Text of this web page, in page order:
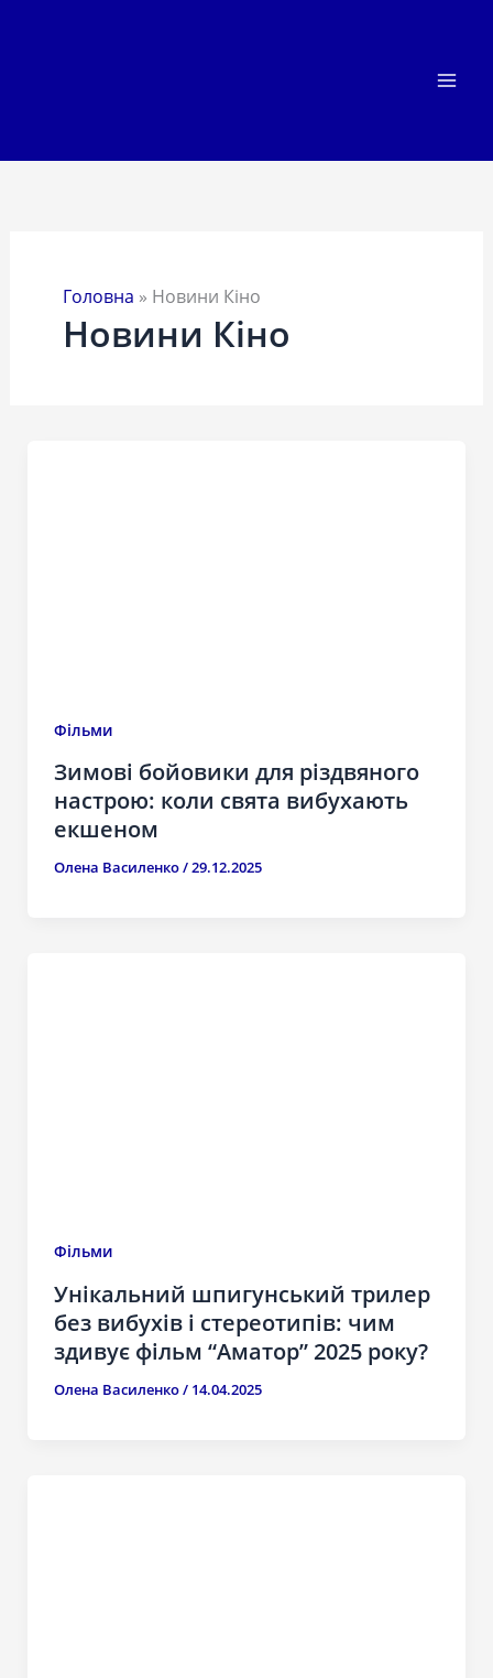
Головна » Новини Кіно
Новини Кіно
Фільми
Зимові бойовики для різдвяного
настрою: коли свята вибухають
екшеном
Олена Василенко/29.12.2025
Фільми
Унікальний шпигунський трилер
без вибухів і стереотипів: чим
здивує фільм “Аматор” 2025 року?
Олена Василенко/ 14.04.2025